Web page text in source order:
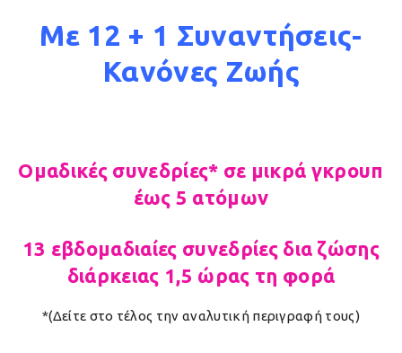
Με 12 + 1 Συναντήσεις-
Κανόνες Ζωής
Ομαδικές συνεδρίες* σε μικρά γκρουπ
έως 5 ατόμων
13 εβδομαδιαίες συνεδρίες δια ζώσης
διάρκειας 1,5 ώρας τη φορά
*(Δείτε στο τέλος την αναλυτική περιγραφή τους)